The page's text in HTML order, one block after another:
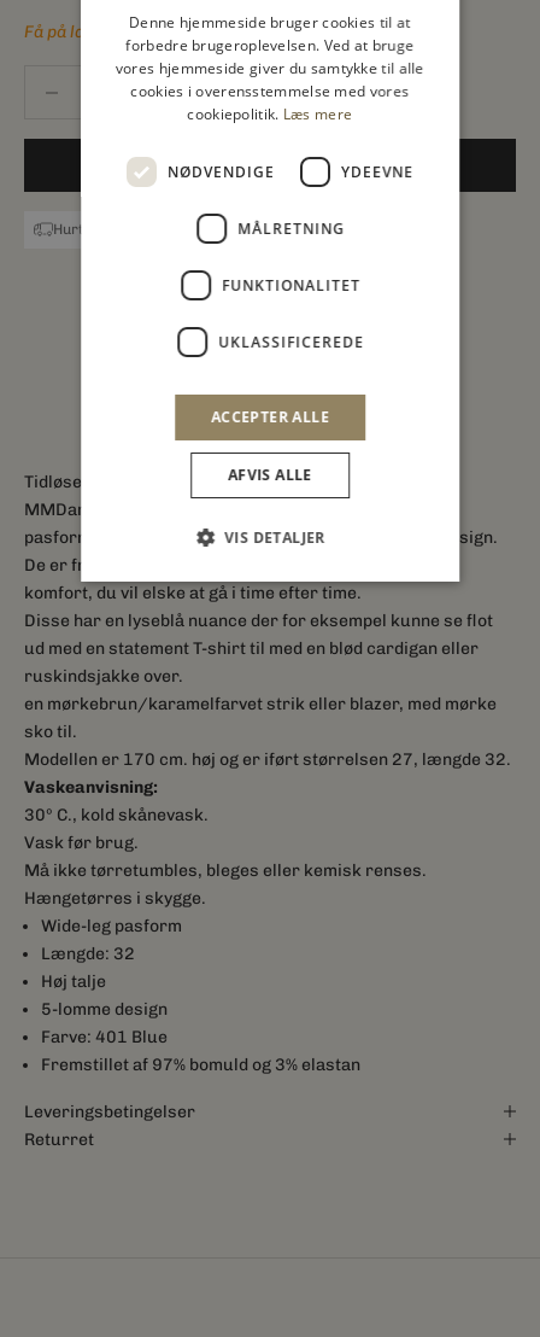
Få på lager
Sænk antal
FØJ TIL INDKØBSKURV
Hurtig levering 14 dages reurret
Tidløse jeans med flatterende silhuet.
MMDara Salute jeansene er designet med en wide-leg
pasform med en høj talje og har et klassisk 5-lomme design.
De er fremstillet af bomuld med stretch for maksimal
komfort, du vil elske at gå i time efter time.
Disse har en lyseblå nuance der for eksempel kunne se flot
ud med en statement T-shirt til med en blød cardigan eller
ruskindsjakke over.
en mørkebrun/karamelfarvet strik eller blazer, med mørke
sko til.
Modellen er 170 cm. høj og er iført størrelsen 27, længde 32.
Vaskeanvisning:
30º C., kold skånevask.
Vask før brug.
Må ikke tørretumbles, bleges eller kemisk renses.
Hængetørres i skygge.
Wide-leg pasform
Længde: 32
Høj talje
5-lomme design
Farve: 401 Blue
Fremstillet af 97% bomuld og 3% elastan
Leveringsbetingelser
Returret
Denne hjemmeside bruger cookies til at
forbedre brugeroplevelsen. Ved at bruge
vores hjemmeside giver du samtykke til alle
cookies i overensstemmelse med vores
cookiepolitik. Læs mere
NØDVENDIGE YDEEVNE
MÅLRETNING
FUNKTIONALITET
UKLASSIFICEREDE
ACCEPTER ALLE
AFVIS ALLE
VIS DETALJER